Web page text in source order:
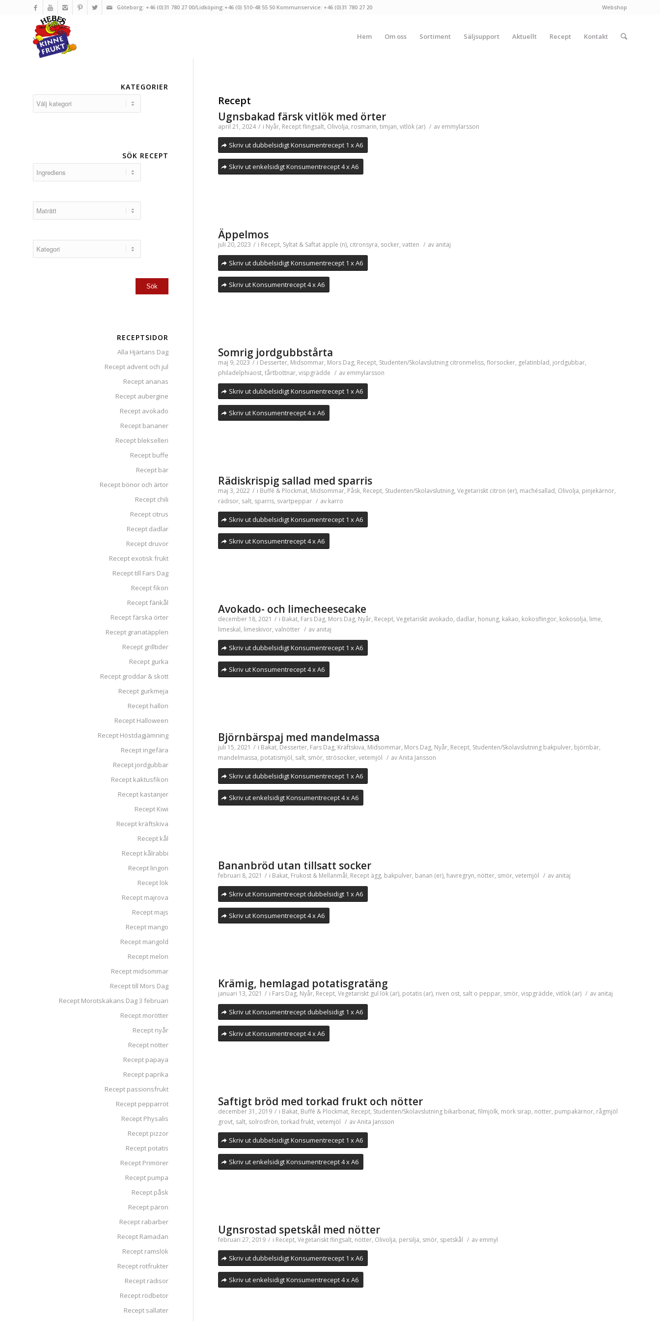
Webshop
Göteborg: +46 (0)31 780 27 00/Lidköping:+46 (0) 510-48 55 50 Kommunservice: +46 (0)31 780 27 20
Hem Om oss Sortiment Säljsupport Aktuellt Recept Kontakt
Recept
Ugnsbakad färsk vitlök med örter
april 21, 2024 / i Nyår, Receptflingsalt, Olivolja, rosmarin, timjan, vitlök (ar) / av emmylarsson
Skriv ut dubbelsidigt Konsumentrecept 1 x A6
Skriv ut enkelsidigt Konsumentrecept 4 x A6
Äppelmos
juli 20, 2023 / i Recept, Syltat & Saftat äpple (n), citronsyra, socker, vatten / av anitaj
Skriv ut dubbelsidigt Konsumentrecept 1 x A6
Skriv ut Konsumentrecept 4 x A6
Somrig jordgubbstårta
maj 9, 2023 / i Desserter, Midsommar, Mors Dag, Recept, Studenten/Skolavslutning citronmeliss, florsocker, gelatinblad, jordgubbar,
philadelphiaost, tårtbottnar, vispgrädde / av emmylarsson
Skriv ut dubbelsidigt Konsumentrecept 1 x A6
Skriv ut Konsumentrecept 4 x A6
Rädiskrispig sallad med sparris
maj 3, 2022 / i Buffé & Plockmat, Midsommar, Påsk, Recept, Studenten/Skolavslutning, Vegetariskt citron (er), machésallad, Olivolja, pinjekärnor,
rädisor, salt, sparris, svartpeppar / av karro
Skriv ut dubbelsidigt Konsumentrecept 1 x A6
Skriv ut Konsumentrecept 4 x A6
Avokado- och limecheesecake
december 18, 2021 / i Bakat, Fars Dag, Mors Dag, Nyår, Recept, Vegetariskt avokado, dadlar, honung, kakao, kokosflingor, kokosolja, lime,
limeskal, limeskivor, valnötter / av anitaj
Skriv ut dubbelsidigt Konsumentrecept 1 x A6
Skriv ut Konsumentrecept 4 x A6
Björnbärspaj med mandelmassa
juli 15, 2021 / i Bakat, Desserter, Fars Dag, Kräftskiva, Midsommar, Mors Dag, Nyår, Recept, Studenten/Skolavslutning bakpulver, björnbär,
mandelmassa, potatismjöl, salt, smör, strösocker, vetemjöl / avAnita Jansson
Skriv ut dubbelsidigt Konsumentrecept 1 x A6
Skriv ut enkelsidigt Konsumentrecept 4 x A6
Bananbröd utan tillsatt socker
februari 8, 2021 / i Bakat, Frukost & Mellanmål, Recept ägg, bakpulver, banan (er), havregryn, nötter, smör, vetemjöl / av anitaj
Skriv ut Konsumentrecept dubbelsidigt 1 x A6
Skriv ut Konsumentrecept 4 x A6
Krämig, hemlagad potatisgratäng
januari 13, 2021 / i Fars Dag, Nyår, Recept, Vegetariskt gul lök (ar), potatis (ar), riven ost, salt o peppar, smör, vispgrädde, vitlök (ar) / av anitaj
Skriv ut Konsumentrecept dubbelsidigt 1 x A6
Skriv ut Konsumentrecept 4 x A6
Saftigt bröd med torkad frukt och nötter
december 31, 2019 / i Bakat, Buffé & Plockmat, Recept, Studenten/Skolavslutning bikarbonat, filmjölk, mörk sirap, nötter, pumpakärnor, rågmjöl
grovt, salt, solrosfrön, torkad frukt, vetemjöl / avAnita Jansson
Skriv ut dubbelsidigt Konsumentrecept 1 x A6
Skriv ut enkelsidigt Konsumentrecept 4 x A6
Ugnsrostad spetskål med nötter
februari 27, 2019 / i Recept, Vegetarisktflingsalt, nötter, Olivolja, persilja, smör, spetskål / av emmyl
Skriv ut dubbelsidigt Konsumentrecept 1 x A6
Skriv ut enkelsidigt Konsumentrecept 4 x A6
KATEGORIER
SÖK RECEPT
RECEPTSIDOR
Alla Hjärtans Dag
Recept advent och jul
Recept ananas
Recept aubergine
Recept avokado
Recept bananer
Recept blekselleri
Recept buffe
Recept bär
Recept bönor och ärtor
Recept chili
Recept citrus
Recept dadlar
Recept druvor
Recept exotisk frukt
Recept till Fars Dag
Recept fikon
Recept fänkål
Recept färska örter
Recept granatäpplen
Recept grilltider
Recept gurka
Recept groddar & skott
Recept gurkmeja
Recept hallon
Recept Halloween
Recept Höstdagjämning
Recept ingefära
Recept jordgubbar
Recept kaktusfikon
Recept kastanjer
Recept Kiwi
Recept kräftskiva
Recept kål
Recept kålrabbi
Recept lingon
Recept lök
Recept majrova
Recept majs
Recept mango
Recept mangold
Recept melon
Recept midsommar
Recept till Mors Dag
Recept Morotskakans Dag 3 februari
Recept morötter
Recept nyår
Recept nötter
Recept papaya
Recept paprika
Recept passionsfrukt
Recept pepparrot
Recept Physalis
Recept pizzor
Recept potatis
Recept Primörer
Recept pumpa
Recept påsk
Recept päron
Recept rabarber
Recept Ramadan
Recept ramslök
Recept rotfrukter
Recept rädisor
Recept rödbetor
Recept sallater